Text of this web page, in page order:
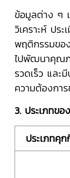
ข้อมูลต่าง ๆ
วิเคราะห์ ปร
พฤติกรรมขอ
ไปพัฒนาคุณภ
รวดเร็ว และ
ความต้องกา
3. ประเภทขอ
ประเภทคุก